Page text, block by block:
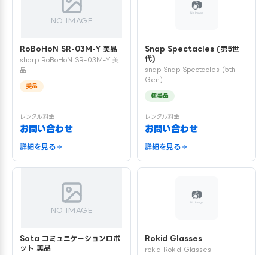
NO IMAGE
RoBoHoN SR-03M-Y 美品
sharp RoBoHoN SR-03M-Y 美
品
美品
レンタル料金
お問い合わせ
詳細を見る
Snap Spectacles (第5世
代)
snap Snap Spectacles (5th
Gen)
極美品
レンタル料金
お問い合わせ
詳細を見る
NO IMAGE
Sota コミュニケーションロボ
ット 美品
Rokid Glasses
rokid Rokid Glasses